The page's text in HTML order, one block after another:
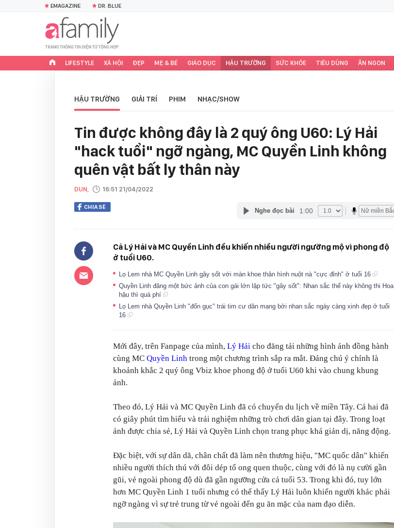
EMAGAZINE DR. BLUE
LIFESTYLE XÃ HỘI ĐẸP MẸ & BÉ GIÁO DỤC HẬU TRƯỜNG SỨC KHỎE TIÊU DÙNG ĂN NGON
HẬU TRƯỜNG GIẢI TRÍ PHIM NHẠC/SHOW
Tin được không đây là 2 quý ông U60: Lý Hải
"hack tuổi" ngỡ ngàng, MC Quyền Linh không
quên vật bất ly thân này
DUN, 16:51 21/04/2022
CHIA SẺ Nghe đọc bài 1:00
Cả Lý Hải và MC Quyền Linh đều khiến nhiều người ngưỡng mộ vì phong độ
ở tuổi U60.
Lọ Lem nhà MC Quyền Linh gây sốt với màn khoe thân hình nuột nà "cực đỉnh" ở tuổi 16
Quyền Linh đăng một bức ảnh của con gái lớn lập tức "gây sốt": Nhan sắc thế này không thi Hoa
hậu thì quá phí
Lọ Lem nhà Quyền Linh "đốn gục" trái tim cư dân mạng bởi nhan sắc ngày càng xinh đẹp ở tuổi
16
Mới đây, trên Fanpage của mình, Lý Hải cho đăng tải những hình ảnh đồng hành
cùng MC Quyền Linh trong một chương trình sắp ra mắt. Đáng chú ý chính là
khoảnh khắc 2 quý ông Vbiz khoe phong độ ở tuổi U60 khi vào chung khung
ảnh.
Theo đó, Lý Hải và MC Quyền Linh đã có chuyến du lịch về miền Tây. Cả hai đã
có giây phút tìm hiểu và trải nghiệm những trò chơi dân gian tại đây. Trong loạt
ảnh được chia sẻ, Lý Hải và Quyền Linh chọn trang phục khá giản dị, năng động.
Đặc biệt, với sự dân dã, chân chất đã làm nên thương hiệu, "MC quốc dân" khiến
nhiều người thích thú với đôi dép tổ ong quen thuộc, cùng với đó là nụ cười gần
gũi, vẻ ngoài phong độ dù đã gần ngưỡng cửa cả tuổi 53. Trong khi đó, tuy lớn
hơn MC Quyền Linh 1 tuổi nhưng có thể thấy Lý Hải luôn khiến người khác phải
ngỡ ngàng vì sự trẻ trung từ vẻ ngoài đến gu ăn mặc của nam đạo diễn.